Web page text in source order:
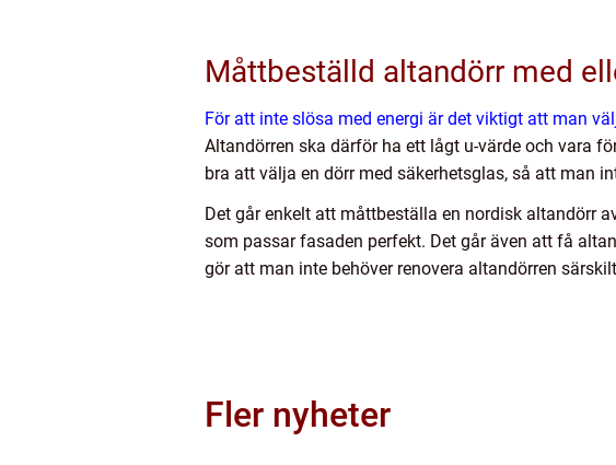
Måttbeställd altandörr med
För att inte slösa med energi är det viktigt att man
Altandörren ska därför ha ett lågt u-värde och vara
bra att välja en dörr med säkerhetsglas, så att man
Det går enkelt att måttbeställa en nordisk altandörr
som passar fasaden perfekt. Det går även att få
gör att man inte behöver renovera altandörren
Fler nyheter